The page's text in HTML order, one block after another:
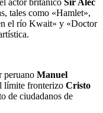
tales como «Hamlet»,
el río Kwait» y «Doctor
peruano Manuel
límite fronterizo Cristo
de ciudadanos de